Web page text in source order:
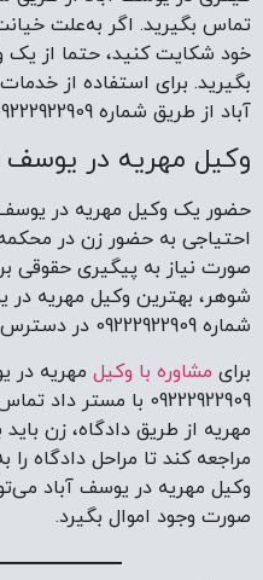
تماس بگیرید. اگر به‌علت
خود شکایت کنید، حتما از
بگیرید. برای استفاده از
آباد از طریق شماره 09222922909 با مستر داد تماس بگیرید.
وکیل مهریه در یوسف
حضور یک وکیل مهریه در
احتیاجی به حضور زن در
صورت نیاز به پیگیری حقوقی
شوهر، بهترین وکیل مهریه در
شماره 09222922909 در دسترس شماست.
برای مشاوره با وکیل مهریه در
09222922909 با
مهریه از طریق دادگاه، زن
مراجعه کند تا مراحل دادگاه
وکیل مهریه در یوسف آباد
صورت وجود اموال بگیرد.